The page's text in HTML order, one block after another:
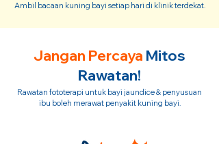
Ambil bacaan kuning bayi setiap hari di klinik terdekat.
Jangan Percaya Mitos
Rawatan!
Rawatan fototerapi untuk bayi jaundice & penyusuan
ibu boleh merawat penyakit kuning bayi.